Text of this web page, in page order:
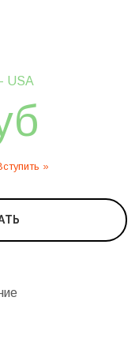
USA
»